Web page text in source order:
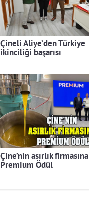
Çineli Aliye’den Türkiye
ikinciliği başarısı
Çine’nin asırlık firmasına
Premium Ödül